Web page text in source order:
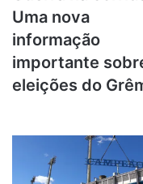
Uma nova
informação
importante
eleições do